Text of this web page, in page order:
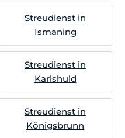
Streudienst in
Ismaning
Streudienst in
Karlshuld
Streudienst in
Königsbrunn